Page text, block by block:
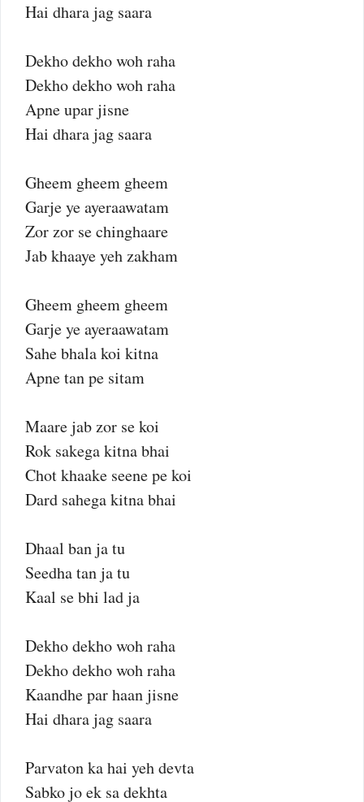
Hai dhara jag saara
Dekho dekho woh raha
Dekho dekho woh raha
Apne upar jisne
Hai dhara jag saara
Gheem gheem gheem
Garje ye ayeraawatam
Zor zor se chinghaare
Jab khaaye yeh zakham
Gheem gheem gheem
Garje ye ayeraawatam
Sahe bhala koi kitna
Apne tan pe sitam
Maare jab zor se koi
Rok sakega kitna bhai
Chot khaake seene pe koi
Dard sahega kitna bhai
Dhaal ban ja tu
Seedha tan ja tu
Kaal se bhi lad ja
Dekho dekho woh raha
Dekho dekho woh raha
Kaandhe par haan jisne
Hai dhara jag saara
Parvaton ka hai yeh devta
Sabko jo ek sa dekhta